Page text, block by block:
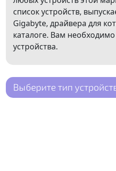
список устройств,
Gigabyte, драйвера для
каталоге. Вам
устройства.
Выберите тип